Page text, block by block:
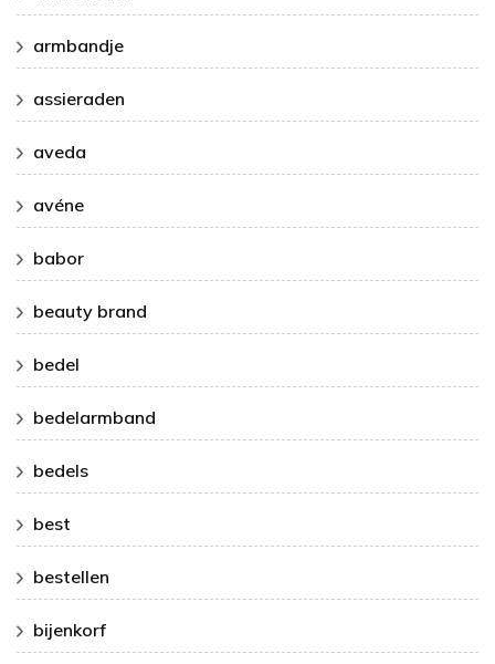
armbandje
assieraden
aveda
avéne
babor
beauty brand
bedel
bedelarmband
bedels
best
bestellen
bijenkorf